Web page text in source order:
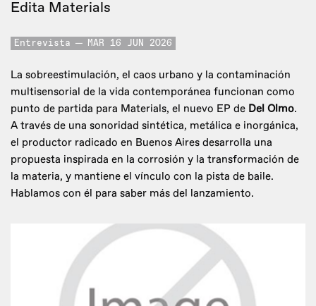
Edita Materials
Entrevista MAR 16 JUN 2026
La sobreestimulación, el caos urbano y la contaminación
multisensorial de la vida contemporánea funcionan como
punto de partida para Materials, el nuevo EP de Del Olmo.
A través de una sonoridad sintética, metálica e inorgánica,
el productor radicado en Buenos Aires desarrolla una
propuesta inspirada en la corrosión y la transformación de
la materia, y mantiene el vínculo con la pista de baile.
Hablamos con él para saber más del lanzamiento.